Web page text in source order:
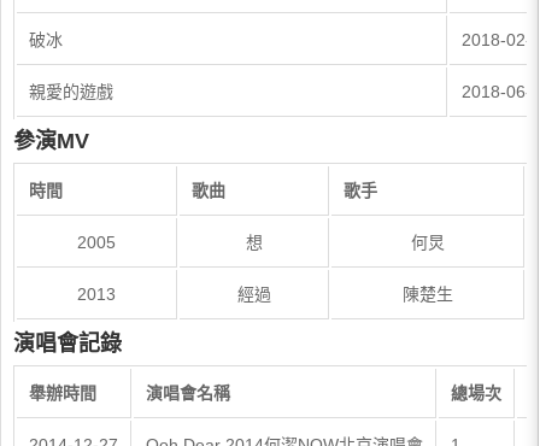
破冰 2018-02-
親愛的遊戲 2018-06-
參演MV
時間 歌曲 歌手
2005 想 何炅
2013 經過 陳楚生
演唱會記錄
舉辦時間 演唱會名稱 總場次